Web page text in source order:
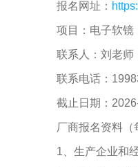
报名网址：
项目：电子软镜
联系人：刘老师
联系电话：
截止日期：
厂商报名资料（
1、生产企业和